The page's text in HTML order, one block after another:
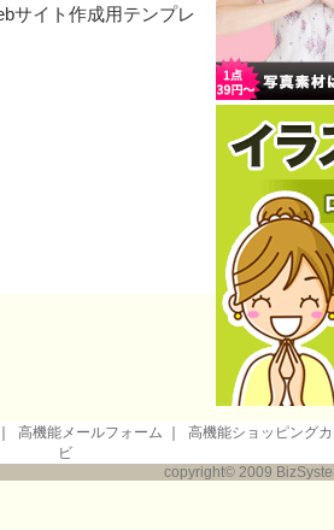
サイト作成用テンプレ
高機能メールフォーム 高機能ショッピングカ
ビ
copyright© 2009